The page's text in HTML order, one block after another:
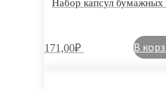
Набор капсул
171,00₽ В